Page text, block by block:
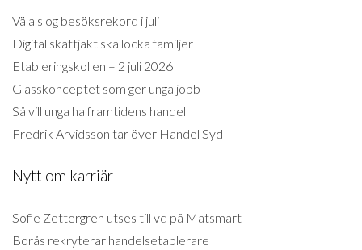
Väla slog besöksrekord i juli
Digital skattjakt ska locka familjer
Etableringskollen – 2 juli 2026
Glasskonceptet som ger unga jobb
Så vill unga ha framtidens handel
Fredrik Arvidsson tar över Handel Syd
Nytt om karriär
Sofie Zettergren utses till vd på Matsmart
Borås rekryterar handelsetablerare